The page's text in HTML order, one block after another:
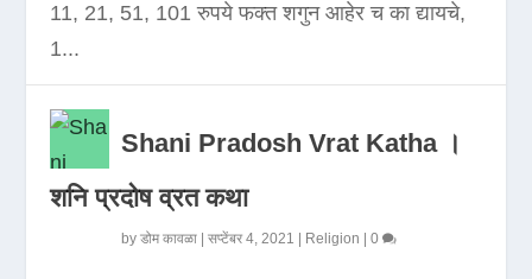
11, 21, 51, 101 रुपये फक्त शगुन आहेर च का द्यायचे,
1...
Shani Pradosh Vrat Katha ।
शनि प्रदोष व्रत कथा
byडोम कावळा |सप्टेंबर 4, 2021 Religion |0